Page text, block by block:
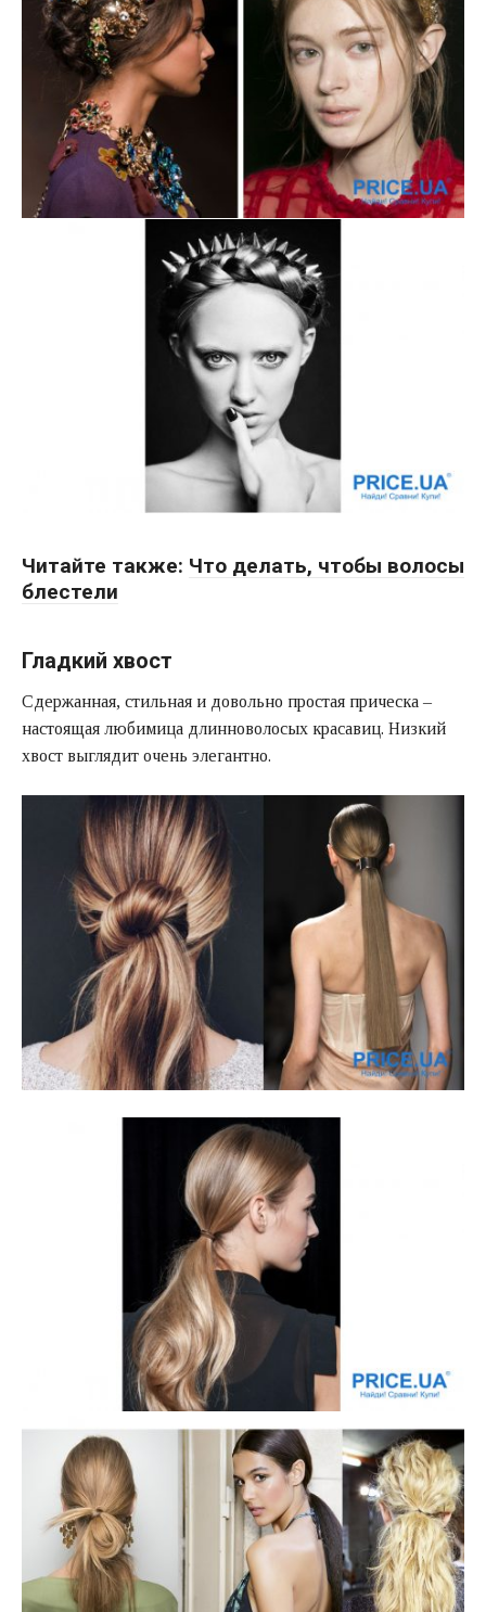
Читайте также: Что делать, чтобы волосы
блестели
Гладкий хвост
Сдержанная, стильная и довольно простая прическа –
настоящая любимица длинноволосых красавиц. Низкий
хвост выглядит очень элегантно.